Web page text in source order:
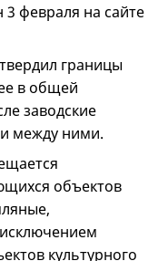
февраля на сайте
границы
в общей
заводские
между ними.
объектов
культурного